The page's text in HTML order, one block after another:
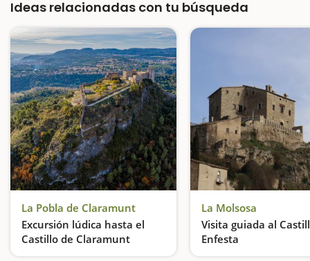
Ideas relacionadas con tu búsqueda
La Pobla de Claramunt
Excursión lúdica hasta el
Castillo de Claramunt
Un recoorido lúdico y un camino lleno de sorpresas
La Molsosa
Visita guiada al
Enfesta